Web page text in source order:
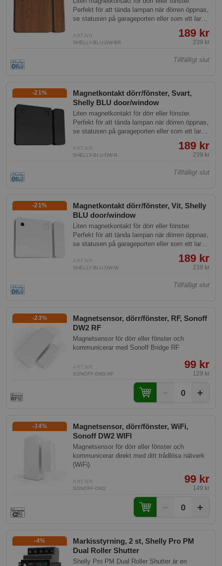
Perfekt för att tända lampan när dörren öppnas,
se statusen på garageporten eller som ett larm
ART.NR:
SHELLY-BLU-DW-BR
189 kr
239 kr
Tillfälligt slut
Magnetkontakt dörr/fönster, Svart,
Shelly BLU door/window
-21%
Liten magnetkontakt för dörr eller fönster.
Perfekt för att tända lampan när dörren öppnas,
se statusen på garageporten eller som ett larm
ART.NR:
SHELLY-BLU-DW-B
189 kr
239 kr
Tillfälligt slut
Magnetkontakt dörr/fönster, Vit, Shelly
BLU door/window
-21%
Liten magnetkontakt för dörr eller fönster.
Perfekt för att tända lampan när dörren öppnas,
se statusen på garageporten eller som ett larm
ART.NR:
SHELLY-BLU-DW-W
189 kr
239 kr
Tillfälligt slut
Magnetsensor, dörr/fönster, RF, Sonoff
DW2 RF
-23%
Magnetsensor för dörr eller fönster och
kommunicerar med Sonoff Bridge RF
ART.NR:
SONOFF-DW2-RF
99 kr
129 kr
0 +
Magnetsensor, dörr/fönster, WiFi,
Sonoff DW2 WIFI
-34%
Magnetsensor för dörr eller fönster och
kommunicerar direkt med ditt trådlösa nätverk
(WiFi).
ART.NR:
SONOFF-DW2
99 kr
149 kr
0 +
Markisstyrning, 2 st, Shelly Pro PM
Dual Roller Shutter
-4%
Shelly Pro PM Dual Roller Shutter är en